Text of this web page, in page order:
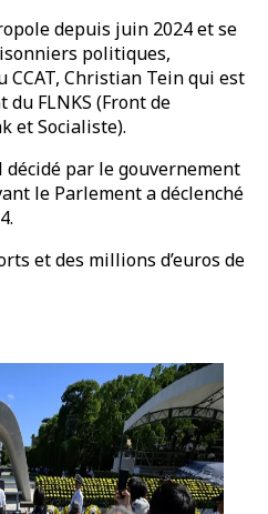
depuis juin 2024 et se
politiques,
Christian Tein qui est
FLNKS (Front de
et Socialiste).
décidé par le gouvernement
le Parlement a déclenché
et des millions d’euros de